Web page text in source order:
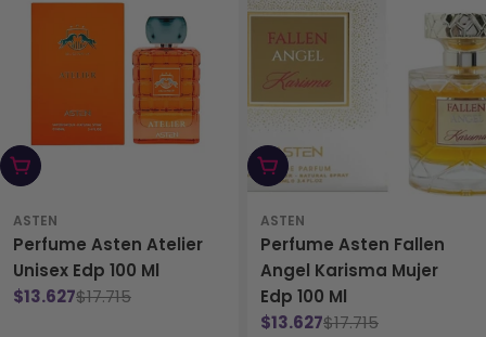
c
i
ó
:
Añadir Al Carrito
ASTEN
Perfume Asten Atelier
Unisex Edp 100 Ml
Precio
$13.627
Precio $17.715
Añadir Al Carrito
ASTEN
Perfume Asten Fallen
Angel Karisma Mujer
Edp 100 Ml
Precio
$13.627
Precio $17.715